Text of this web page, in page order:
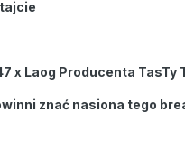
x Laog Producenta TasTy
znać nasiona tego